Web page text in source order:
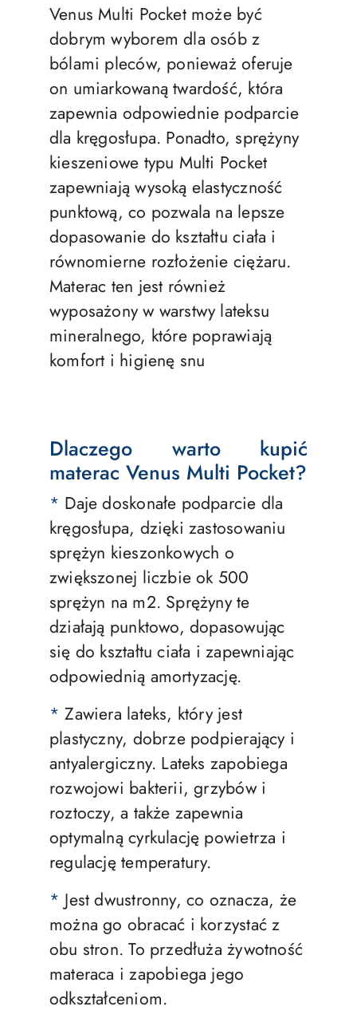
Venus Multi Pocket może być
dobrym wyborem dla osób z
bólami pleców, ponieważ oferuje
on umiarkowaną twardość, która
zapewnia odpowiednie podparcie
dla kręgosłupa. Ponadto, sprężyny
kieszeniowe typu Multi Pocket
zapewniają wysoką elastyczność
punktową, co pozwala na lepsze
dopasowanie do kształtu ciała i
równomierne rozłożenie ciężaru.
Materac ten jest również
wyposażony w warstwy lateksu
mineralnego, które poprawiają
komfort i higienę snu
Dlaczego warto kupić
materac Venus Multi Pocket?
* Daje doskonałe podparcie dla
kręgosłupa, dzięki zastosowaniu
sprężyn kieszonkowych o
zwiększonej liczbie ok 500
sprężyn na m2. Sprężyny te
działają punktowo, dopasowując
się do kształtu ciała i zapewniając
odpowiednią amortyzację.
* Zawiera lateks, który jest
plastyczny, dobrze podpierający i
antyalergiczny. Lateks zapobiega
rozwojowi bakterii, grzybów i
roztoczy, a także zapewnia
optymalną cyrkulację powietrza i
regulację temperatury.
* Jest dwustronny, co oznacza, że
można go obracać i korzystać z
obu stron. To przedłuża żywotność
materaca i zapobiega jego
odkształceniom.